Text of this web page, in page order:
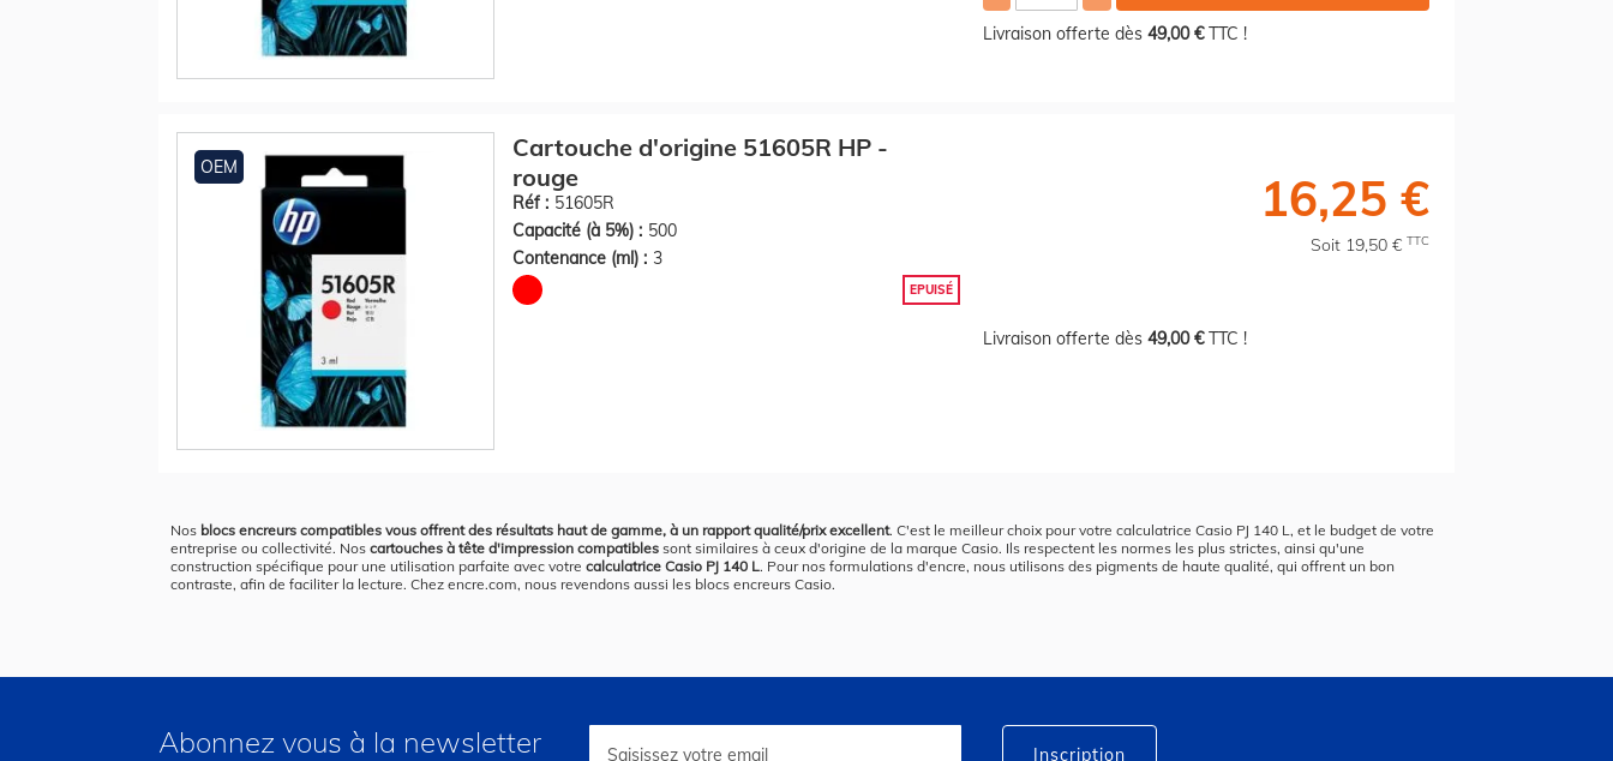
Livraison offerte dès 49,00 €TTC !
OEM
Cartouche d'origine 51605R HP -
rouge
Réf : 51605R
Capacité (à 5%) : 500
Contenance (ml) : 3
EPUISÉ
16,25 €
Soit 19,50 € TTC
Livraison offerte dès 49,00 €TTC !
Nos blocs encreurs compatibles vous offrent des résultats haut de gamme, à un rapport qualité/prix excellent. C'est le meilleur choix pour votre calculatrice Casio PJ 140 L, et le budget de votre
entreprise ou collectivité. Nos cartouches à tête d'impression compatibles sont similaires à ceux d'origine de la marque Casio. Ils respectent les normes les plus strictes, ainsi qu'une
construction spécifique pour une utilisation parfaite avec votre calculatrice Casio PJ 140 L. Pour nos formulations d'encre, nous utilisons des pigments de haute qualité, qui offrent un bon
contraste, afin de faciliter la lecture. Chez encre.com, nous revendons aussi les blocs encreurs Casio.
Abonnez vous à la newsletter Inscription